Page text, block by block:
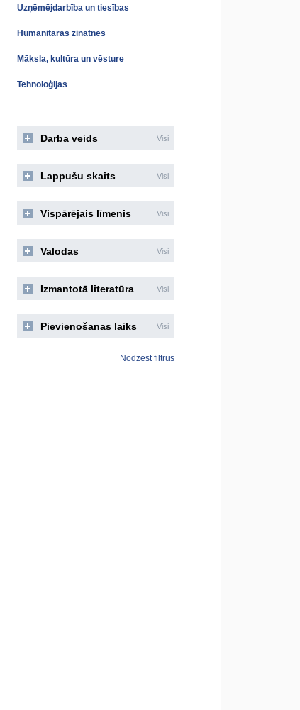
Uzņēmējdarbība un tiesības
Humanitārās zinātnes
Māksla, kultūra un vēsture
Tehnoloģijas
Darba veids Visi
Lappušu skaits Visi
Vispārējais līmenis Visi
Valodas Visi
Izmantotā literatūra Visi
Pievienošanas laiks Visi
Nodzēst filtrus